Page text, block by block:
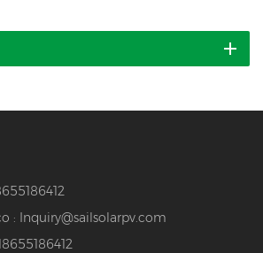
:
Inquiry@sailsolarpv.com